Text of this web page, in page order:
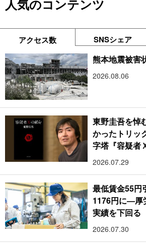
人気のコンテンツ
アクセス数 SNSシェア
熊本地震被害
2026.08.06
東野圭吾を悼
かったトリッ
字塔『容疑者
2026.07.29
最低賃金55円
1176円に―厚
実績を下回る
2026.07.30